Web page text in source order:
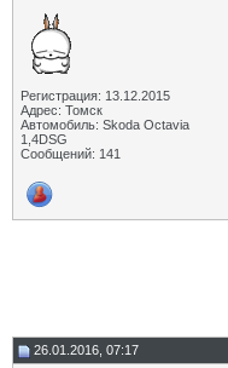
Регистрация: 13.12.2015
Адрес: Томск
Автомобиль: Skoda Octavia
1,4DSG
Сообщений: 141
26.01.2016, 07:17